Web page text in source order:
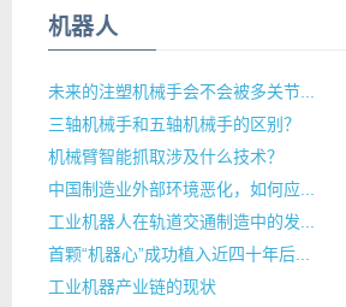
机器人
未来的注塑机械手会不会被多关节...
三轴机械手和五轴机械手的区别？
机械臂智能抓取涉及什么技术？
中国制造业外部环境恶化，如何应...
工业机器人在轨道交通制造中的发...
首颗“机器心”成功植入近四十年后...
工业机器产业链的现状